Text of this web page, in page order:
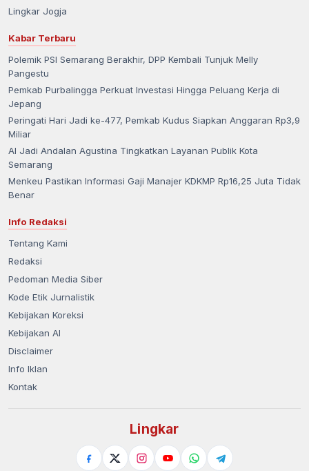
Lingkar Jogja
Kabar Terbaru
Polemik PSI Semarang Berakhir, DPP Kembali Tunjuk Melly
Pangestu
Pemkab Purbalingga Perkuat Investasi Hingga Peluang Kerja di
Jepang
Peringati Hari Jadi ke-477, Pemkab Kudus Siapkan Anggaran Rp3,9
Miliar
AI Jadi Andalan Agustina Tingkatkan Layanan Publik Kota
Semarang
Menkeu Pastikan Informasi Gaji Manajer KDKMP Rp16,25 Juta Tidak
Benar
Info Redaksi
Tentang Kami
Redaksi
Pedoman Media Siber
Kode Etik Jurnalistik
Kebijakan Koreksi
Kebijakan AI
Disclaimer
Info Iklan
Kontak
Lingkar